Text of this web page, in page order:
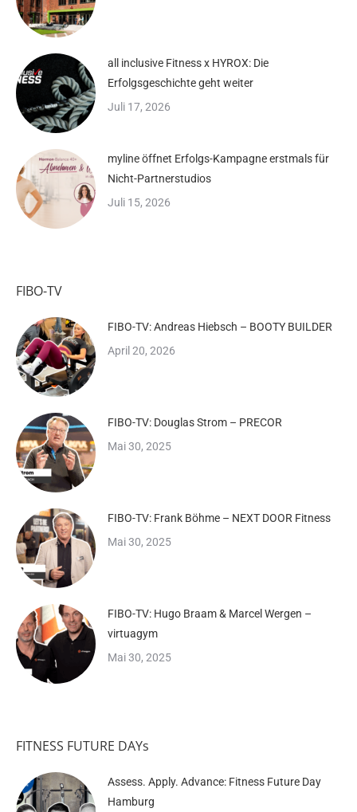
all inclusive Fitness x HYROX: Die
Erfolgsgeschichte geht weiter
Juli 17, 2026
myline öffnet Erfolgs-Kampagne erstmals für
Nicht-Partnerstudios
Juli 15, 2026
FIBO-TV
FIBO-TV: Andreas Hiebsch – BOOTY BUILDER
April 20, 2026
FIBO-TV: Douglas Strom – PRECOR
Mai 30, 2025
FIBO-TV: Frank Böhme – NEXT DOOR Fitness
Mai 30, 2025
FIBO-TV: Hugo Braam & Marcel Wergen –
virtuagym
Mai 30, 2025
FITNESS FUTURE DAYs
Assess. Apply. Advance: Fitness Future Day
Hamburg